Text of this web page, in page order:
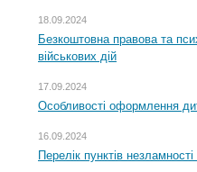
18.09.2024
Безкоштовна правова та
військових дій
17.09.2024
Особливості оформлення
16.09.2024
Перелік пунктів